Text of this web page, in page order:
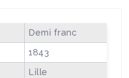
Demi franc
1843
Lille